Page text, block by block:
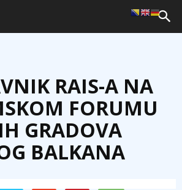
RAIS-A NA
FORUMU
GRADOVA
BALKANA